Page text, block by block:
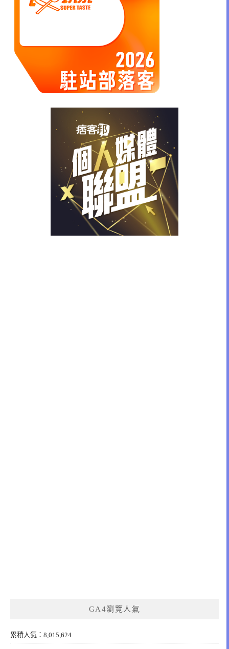
GA4瀏覽人氣
累積人氣：8,015,624